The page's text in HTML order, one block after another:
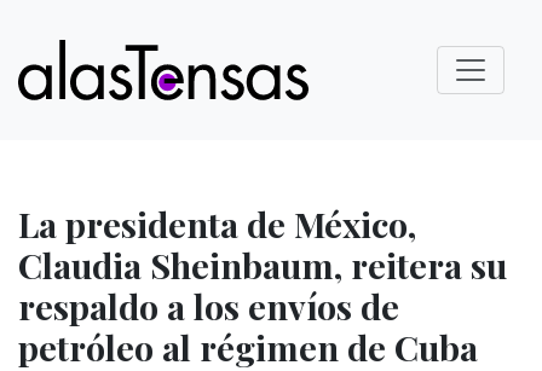
La presidenta de México,
Claudia Sheinbaum, reitera su
respaldo a los envíos de
petróleo al régimen de Cuba